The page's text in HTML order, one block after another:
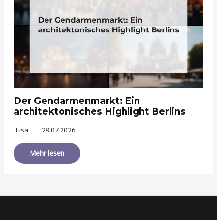
Der Gendarmenmarkt: Ein
architektonisches Highlight Berlins
Lisa 28.07.2026
Mehr lesen